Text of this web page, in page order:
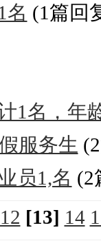
名 (1篇回
1名，年
服务生
员1,名 (2
12 [13] 14